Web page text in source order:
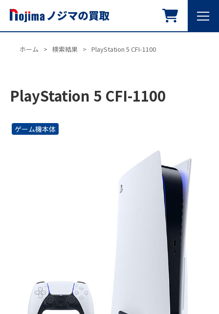
ホーム > 検索結果 > PlayStation 5 CFI-1100
PlayStation 5 CFI-1100
ゲーム機本体